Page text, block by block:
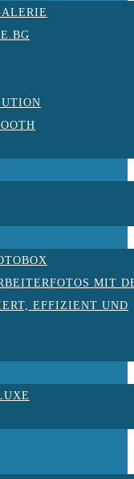
MIT
EFFIZIENT UND